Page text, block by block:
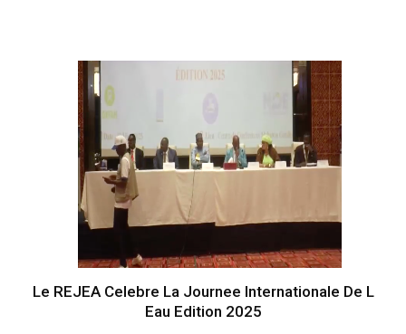
Le REJEA Celebre La Journee Internationale De L
Eau Edition 2025